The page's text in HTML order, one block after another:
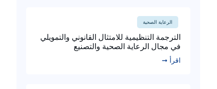
الرعاية الصحية
الترجمة التنظيمية للامتثال القانوني والتمويلي
في مجال الرعاية الصحية والتصنيع
اقرأ ➞